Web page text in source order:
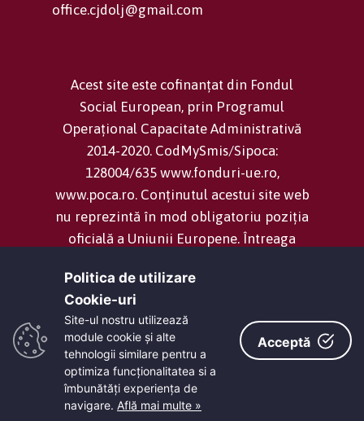
office.cjdolj@gmail.com
Acest site este cofinanțat din Fondul
Social European, prin Programul
Operațional Capacitate Administrativă
2014-2020. CodMySmis/Sipoca:
128004/635 www.fonduri-ue.ro,
www.poca.ro. Conținutul acestui site web
nu reprezintă în mod obligatoriu poziția
oficială a Uniunii Europene. Întreaga
coerenței informațiilor prezentate revine
inițiatorilor site-ului web.
Consiliul Județean Dolj -
condiții
Politica de utilizare
Cookie-uri‎
Site-ul nostru utilizează
module cookie și alte
tehnologii similare pentru a
optimiza funcţionalitatea si a
îmbunătăţi experienţa de
navigare. Află mai multe »
Acceptă